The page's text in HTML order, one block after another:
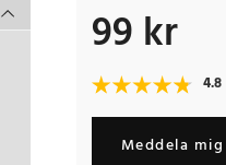
Pris:99 kr
99 kr
4.8
Meddela